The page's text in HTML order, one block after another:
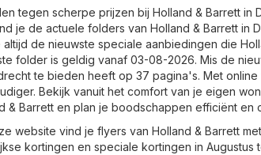
tegen scherpe prijzen bij Holland & Barrett
je de actuele folders van Holland & Barrett in
altijd de nieuwste speciale aanbiedingen die
folder is geldig vanaf 03-08-2026. Mis de
te bieden heeft op 37 pagina's. Met
Bekijk vanuit het comfort van je eigen
& Barrett en plan je boodschappen efficiënt en
website vind je flyers van Holland & Barrett
kortingen en speciale kortingen in